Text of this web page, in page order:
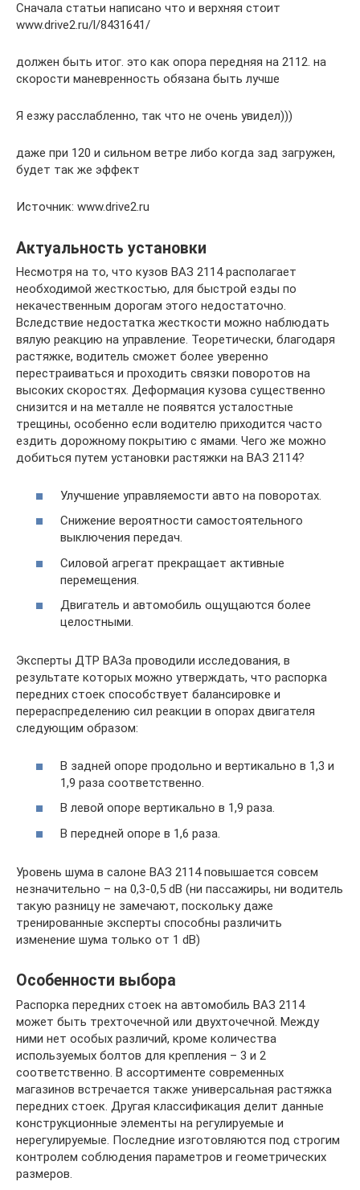
Сначала статьи написано что и верхняя стоит
www.drive2.ru/l/8431641/
должен быть итог. это как опора передняя на 2112. на
скорости маневренность обязана быть лучше
Я езжу расслабленно, так что не очень увидел)))
даже при 120 и сильном ветре либо когда зад загружен,
будет так же эффект
Источник: www.drive2.ru
Актуальность установки
Несмотря на то, что кузов ВАЗ 2114 располагает
необходимой жесткостью, для быстрой езды по
некачественным дорогам этого недостаточно.
Вследствие недостатка жесткости можно наблюдать
вялую реакцию на управление. Теоретически, благодаря
растяжке, водитель сможет более уверенно
перестраиваться и проходить связки поворотов на
высоких скоростях. Деформация кузова существенно
снизится и на металле не появятся усталостные
трещины, особенно если водителю приходится часто
ездить дорожному покрытию с ямами. Чего же можно
добиться путем установки растяжки на ВАЗ 2114?
Улучшение управляемости авто на поворотах.
Снижение вероятности самостоятельного
выключения передач.
Силовой агрегат прекращает активные
перемещения.
Двигатель и автомобиль ощущаются более
целостными.
Эксперты ДТР ВАЗа проводили исследования, в
результате которых можно утверждать, что распорка
передних стоек способствует балансировке и
перераспределению сил реакции в опорах двигателя
следующим образом:
В задней опоре продольно и вертикально в 1,3 и
1,9 раза соответственно.
В левой опоре вертикально в 1,9 раза.
В передней опоре в 1,6 раза.
Уровень шума в салоне ВАЗ 2114 повышается совсем
незначительно – на 0,3-0,5 dB (ни пассажиры, ни водитель
такую разницу не замечают, поскольку даже
тренированные эксперты способны различить
изменение шума только от 1 dB)
Особенности выбора
Распорка передних стоек на автомобиль ВАЗ 2114
может быть трехточечной или двухточечной. Между
ними нет особых различий, кроме количества
используемых болтов для крепления – 3 и 2
соответственно. В ассортименте современных
магазинов встречается также универсальная растяжка
передних стоек. Другая классификация делит данные
конструкционные элементы на регулируемые и
нерегулируемые. Последние изготовляются под строгим
контролем соблюдения параметров и геометрических
размеров.